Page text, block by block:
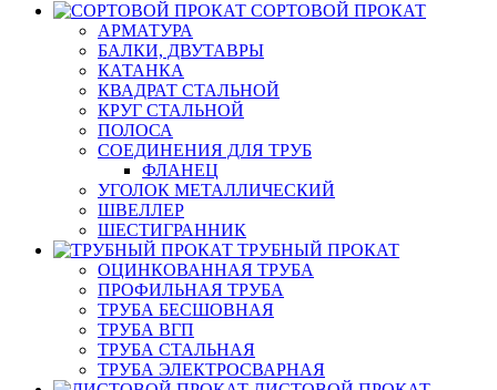
СОРТОВОЙ ПРОКАТ
АРМАТУРА
БАЛКИ, ДВУТАВРЫ
КАТАНКА
КВАДРАТ СТАЛЬНОЙ
КРУГ СТАЛЬНОЙ
ПОЛОСА
СОЕДИНЕНИЯ ДЛЯ ТРУБ
ФЛАНЕЦ
УГОЛОК МЕТАЛЛИЧЕСКИЙ
ШВЕЛЛЕР
ШЕСТИГРАННИК
ТРУБНЫЙ ПРОКАТ
ОЦИНКОВАННАЯ ТРУБА
ПРОФИЛЬНАЯ ТРУБА
ТРУБА БЕСШОВНАЯ
ТРУБА ВГП
ТРУБА СТАЛЬНАЯ
ТРУБА ЭЛЕКТРОСВАРНАЯ